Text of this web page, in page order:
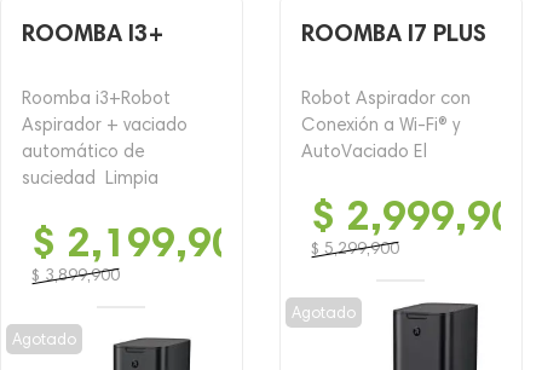
ROOMBA I3+
Roomba i3+Robot
Aspirador + vaciado
automático de
suciedad Limpia
$ 3,899,900
precio
original
$ 2,199,900
precio
actual
Agotado
ROOMBA I7 PLUS
Robot Aspirador con
Conexión a Wi-Fi® y
AutoVaciado El
$ 5,299,900
precio
original
$ 2,999,900
precio
actual
Agotado